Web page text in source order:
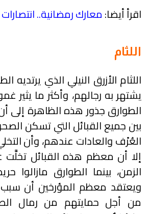
اقرأ أيضا:معارك رمضانية..
اللثام
اللثام الأزرق النيلي الذي يرتديه
يشتهر به رجالهم، وأكثر ما يثير
الطوارق جذور هذه الظاهرة إلى
بين جميع القبائل التي تسكن
العُرْف والعادات عندهم، وأن
إلا أن معظم هذه القبائل
الزمن، بينما الطوارق مازالوا
ويعتقد معظم المؤرخين أن سبب
من أجل حمايتهم من رمال